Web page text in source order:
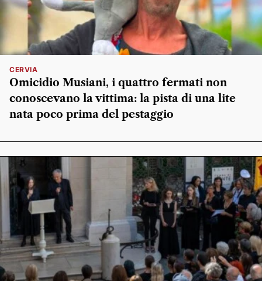
CERVIA
Omicidio Musiani, i quattro fermati non
conoscevano la vittima: la pista di una lite
nata poco prima del pestaggio